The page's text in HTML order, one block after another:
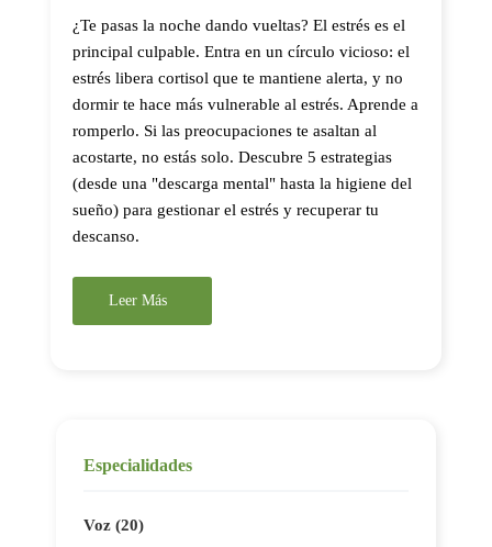
¿Te pasas la noche dando vueltas? El estrés es el
principal culpable. Entra en un círculo vicioso: el
estrés libera cortisol que te mantiene alerta, y no
dormir te hace más vulnerable al estrés. Aprende a
romperlo. Si las preocupaciones te asaltan al
acostarte, no estás solo. Descubre 5 estrategias
(desde una "descarga mental" hasta la higiene del
sueño) para gestionar el estrés y recuperar tu
descanso.
Leer Más
Especialidades
Voz (20)